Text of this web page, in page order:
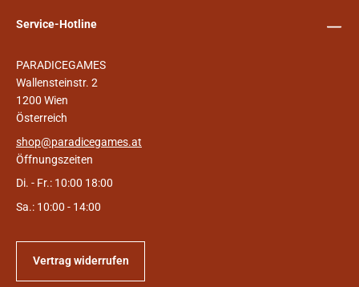
Service-Hotline
PARADICEGAMES
Wallensteinstr. 2
1200 Wien
Österreich
shop@paradicegames.at
Öffnungszeiten
Di. - Fr.: 10:00 18:00
Sa.: 10:00 - 14:00
Vertrag widerrufen